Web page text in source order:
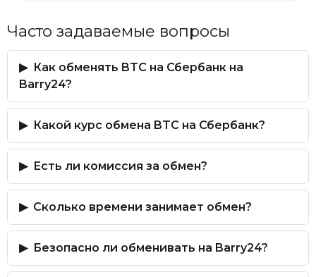
Часто задаваемые вопросы
Как обменять BTC на Сбербанк на
Barry24?
Какой курс обмена BTC на Сбербанк?
Есть ли комиссия за обмен?
Сколько времени занимает обмен?
Безопасно ли обменивать на Barry24?